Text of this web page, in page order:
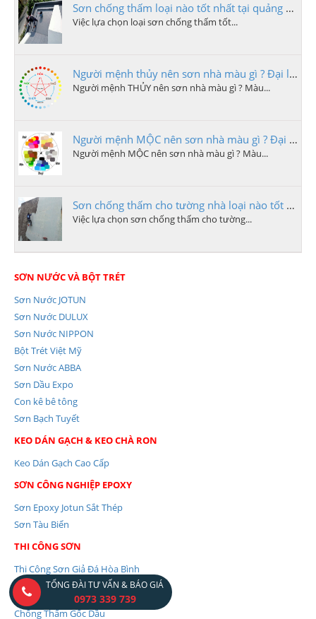
Sơn chống thấm loại nào tốt nhất tại quảng ngãi
Việc lựa chọn loại sơn chống thấm tốt...
Người mệnh thủy nên sơn nhà màu gì ? Đại lý sơn quảng ngãi
Người mệnh THỦY nên sơn nhà màu gì ? Màu...
Người mệnh MỘC nên sơn nhà màu gì ? Đại lý sơn quảng ngãi
Người mệnh MỘC nên sơn nhà màu gì ? Màu...
Sơn chống thấm cho tường nhà loại nào tốt nhất tại quảng ngãi
Việc lựa chọn sơn chống thấm cho tường...
SƠN NƯỚC VÀ BỘT TRÉT
Sơn Nước JOTUN
Sơn Nước DULUX
Sơn Nước NIPPON
Bột Trét Việt Mỹ
Sơn Nước ABBA
Sơn Dầu Expo
Con kê bê tông
Sơn Bạch Tuyết
KEO DÁN GẠCH & KEO CHÀ RON
Keo Dán Gạch Cao Cấp
SƠN CÔNG NGHIỆP EPOXY
Sơn Epoxy Jotun Sắt Thép
Sơn Tàu Biển
THI CÔNG SƠN
Thi Công Sơn Giả Đá Hòa Bình
SƠN CHỐNG THẤM
Chống Thấm Gốc Dầu
TỔNG ĐÀI TƯ VẤN & BÁO GIÁ
0973 339 739